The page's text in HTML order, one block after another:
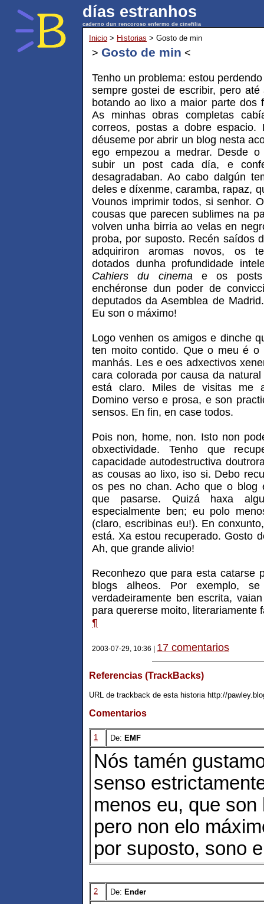
días estranhos
caderno dun rencoroso enfermo de cinefilia
Inicio > Historias > Gosto de min
> Gosto de min <
Tenho un problema: estou
sempre gostei de escribir, pero
botando ao lixo a maior parte dos
As minhas obras completas
correos, postas a dobre
déuseme por abrir un blog nesta
ego empezou a medrar. Desde
subir un post cada día, e
desagradaban. Ao cabo dalgún
deles e díxenme, caramba, rapaz,
Vounos imprimir todos, si senhor.
cousas que parecen sublimes na
volven unha birria ao velas en
proba, por suposto. Recén saídos
adquiriron aromas novos, os
dotados dunha profundidade
Cahiers du cinemae os posts
enchéronse dun poder de
deputados da Asemblea de
Eu son o máximo!
Logo venhen os amigos e dinche
ten moito contido. Que o meu é o
manhás. Les e oes adxectivos
cara colorada por causa da
está claro. Miles de visitas me
Domino verso e prosa, e son
sensos. En fin, en case todos.
Pois non, home, non. Isto non
obxectividade. Tenho que
capacidade autodestructiva
as cousas ao lixo, iso si. Debo
os pes no chan. Acho que o blog
que pasarse. Quizá haxa
especialmente ben; eu polo
(claro, escribinas eu!). En
está. Xa estou recuperado. Gosto
Ah, que grande alivio!
Reconhezo que para esta catarse
blogs alheos. Por exemplo,
verdadeiramente ben escrita,
para quererse moito, literariamente
¶
2003-07-29, 10:36 | 17 comentarios
Referencias (TrackBacks)
URL de trackback de esta historia http://
Comentarios
1 De: EMF
Nós tamén
senso
menos eu, que
pero non elo
por suposto, sono
2 De: Ender